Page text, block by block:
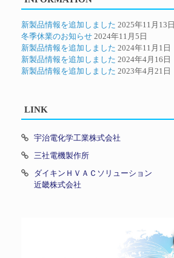
新製品情報を追加しました 2025年11月13日
冬季休業のお知らせ 2024年11月5日
新製品情報を追加しました 2024年11月1日
新製品情報を追加しました 2024年4月16日
新製品情報を追加しました 2023年4月21日
LINK
宇治電化学工業株式会社
三社電機製作所
ダイキンＨＶＡＣソリューション
近畿株式会社